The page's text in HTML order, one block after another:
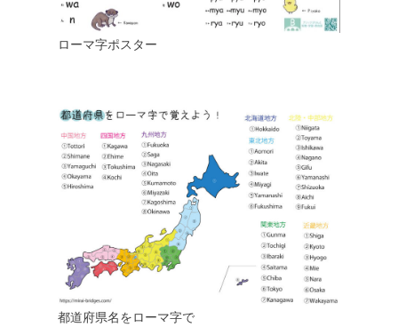
ローマ字ポスター
都道府県名をローマ字で